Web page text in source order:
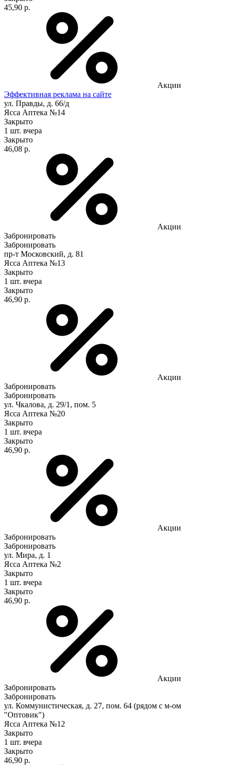
45,90 р.
Акции
Эффективная реклама на сайте
ул. Правды, д. 66/д
Ясса Аптека №14
Закрыто
1 шт. вчера
Закрыто
46,08 р.
Акции
Забронировать
Забронировать
пр-т Московский, д. 81
Ясса Аптека №13
Закрыто
1 шт. вчера
Закрыто
46,90 р.
Акции
Забронировать
Забронировать
ул. Чкалова, д. 29/1, пом. 5
Ясса Аптека №20
Закрыто
1 шт. вчера
Закрыто
46,90 р.
Акции
Забронировать
Забронировать
ул. Мира, д. 1
Ясса Аптека №2
Закрыто
1 шт. вчера
Закрыто
46,90 р.
Акции
Забронировать
Забронировать
ул. Коммунистическая, д. 27, пом. 64 (рядом с м-ом
"Оптовик")
Ясса Аптека №12
Закрыто
1 шт. вчера
Закрыто
46,90 р.